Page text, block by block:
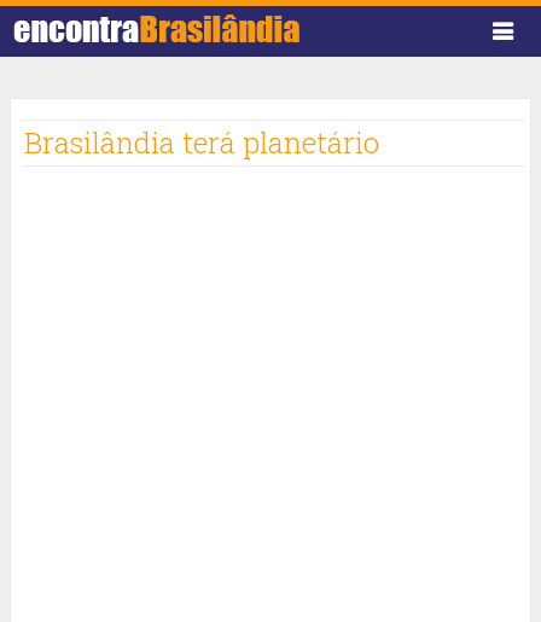
Brasilândia terá planetário